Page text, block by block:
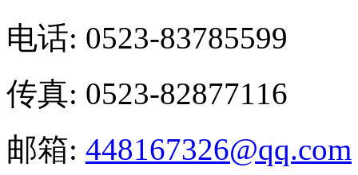
电话: 0523-83785599
传真: 0523-82877116
邮箱: 448167326@qq.com